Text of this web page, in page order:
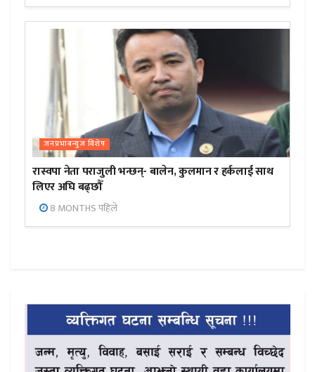
जनप्रभाबन्युज विशेष
रास्वपा नेता पराजुली भन्छन्- बालेन, कुलमान र हर्कलाई साथ
लिएर अघि बढ्छौँ
8 MONTHS पहिले